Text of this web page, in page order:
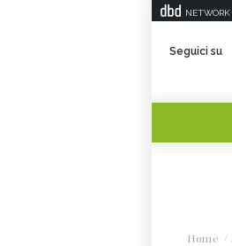
NETWORK
Seguici su
Home